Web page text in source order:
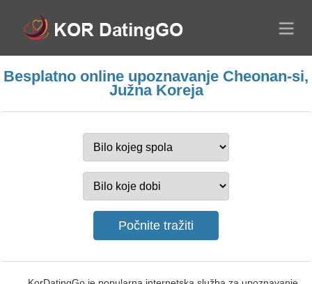
Besplatno online upoznavanje Cheonan-si,
Južna Koreja